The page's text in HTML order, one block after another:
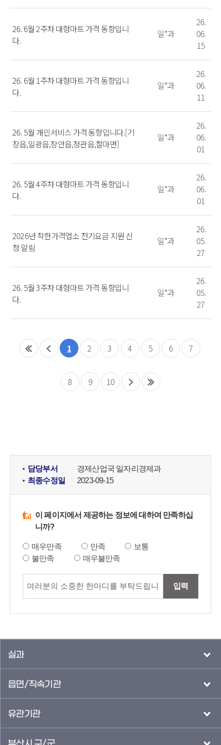
26. 6월 2주차 대형마트 가격 동향입니
다.
일*과
26.
06.
15
26. 6월 1주차 대형마트 가격 동향입니
다.
일*과
26.
06.
11
26. 5월 개인서비스 가격 동향입니다.[기
장읍,일광읍,장안읍,정관읍,철마면]
일*과
26.
06.
01
26. 5월 4주차 대형마트 가격 동향입니
다.
일*과
26.
06.
01
2026년 착한가격업소 전기요금 지원 신
청 알림
일*과
26.
05.
27
26. 5월 3주차 대형마트 가격 동향입니
다.
일*과
26.
05.
27
1 2 3 4 5 6 7
8 9 10
담당부서
경제산업국 일자리경제과
최종수정일
2023-09-15
이 페이지에서 제공하는 정보에 대하여 만족하십
니까?
매우만족 만족
보통
불만족
매우불만족
입력
실과
읍면/직속기관
유관기관